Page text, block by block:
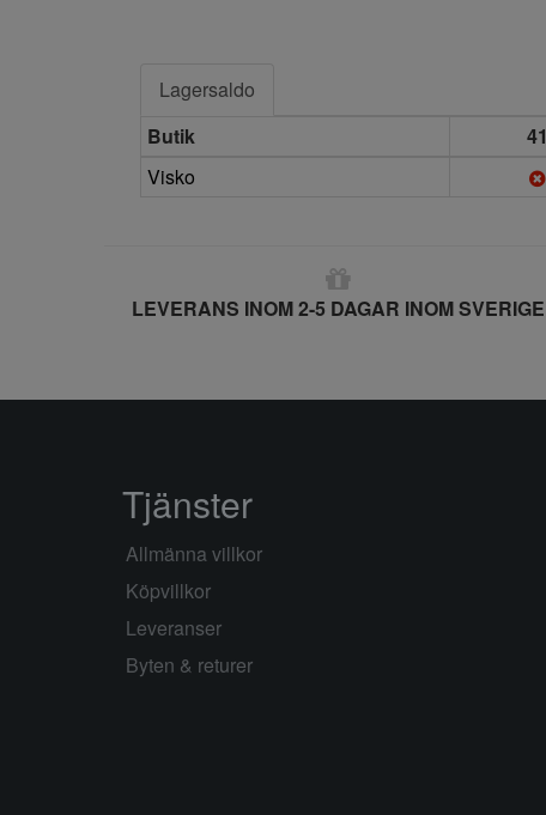
Lagersaldo
Butik
41
Visko
LEVERANS INOM 2-5 DAGAR INOM SVERIGE
Tjänster
Allmänna villkor
Köpvillkor
Leveranser
Byten & returer